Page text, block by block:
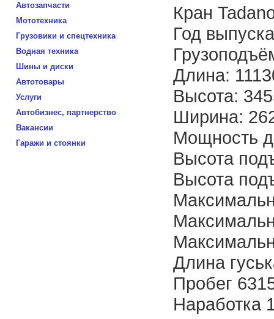
Автозапчасти
Мототехника
Грузовики и спецтехника
Водная техника
Шины и диски
Автотовары
Услуги
Автобизнес, партнерство
Вакансии
Гаражи и стоянки
Кран
Год
Длина:
Высота:
Ширина:
Мощность
Высота
Высота
Длина
Пробег
Наработка